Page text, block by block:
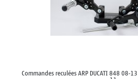
Commandes reculées ARP DUCATI 848